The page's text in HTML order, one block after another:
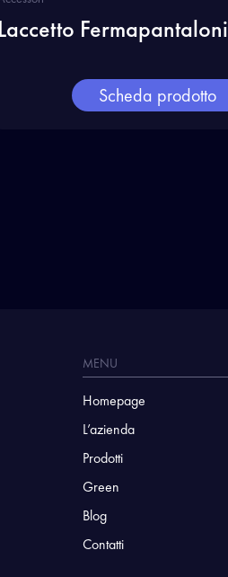
Laccetto Fermapantaloni
Scheda prodotto
MENU
Homepage
L’azienda
Prodotti
Green
Blog
Contatti